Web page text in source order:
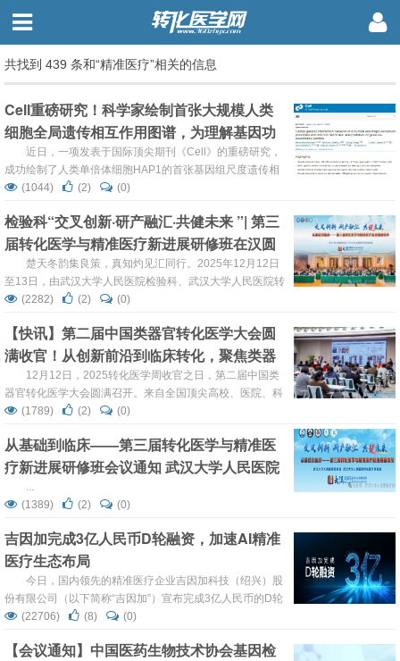
共找到 439 条和“精准医疗”相关的信息
Cell重磅研究！科学家绘制首张大规模人类
细胞全局遗传相互作用图谱，为理解基因功
能、癌症脆弱性与精准医疗提供新蓝图
近日，一项发表于国际顶尖期刊《Cell》的重磅研究，
成功绘制了人类单倍体细胞HAP1的首张基因组尺度遗传相
互作用网络图。该网络图谱揭示了约8.9万个高置信度的基
织的层次化架构。研究首次发现，遗传相互作用网络的基本
结构和拓扑学特征在从酵母到人类的演化过程中高度保守。
此外，该网络与著名的癌症依赖图谱（DepMap）形成功能
互补，能有效揭示此前未...
(1044) (2) (0)
检验科“交叉创新·研产融汇·共健未来 ”| 第三
届转化医学与精准医疗新进展研修班在汉圆
满落幕
楚天冬韵集良策，真知灼见汇同行。2025年12月12日
至13日，由武汉大学人民医院检验科、武汉大学人民医院转
化医学研究院主办的“从基础到临床——第三届转化医学与
医学、转化医学、临床诊疗等领域的专家学者、青年骨干齐
聚一堂，以“交叉创新·研产融汇·共健未来”为主题，通过“主
会场+分论坛+研产专场”的形式，围绕前沿技术、临床转
化、多学科协作等方向...
(2282) (2) (0)
【快讯】第二届中国类器官转化医学大会圆
满收官！从创新前沿到临床转化，聚焦类器
官，共话精准医疗新未来!
12月12日，2025转化医学周收官之日，第二届中国类
器官转化医学大会圆满召开。来自全国顶尖高校、医院、科
研院所及生物医药企业的专家学者、临床医生与产业代表，
用等方面的最新进展展开了深入探讨。 技术创新与产业融合
并进 下午的“类器官基础研究与技术创新论坛” 覆盖了从微流
(1789) (2) (0)
从基础到临床——第三届转化医学与精准医
疗新进展研修班会议通知 武汉大学人民医院
检验科 2025年11月30日 13:56
...
(1389)
(2) (0)
吉因加完成3亿人民币D轮融资，加速AI精准
医疗生态布局
今日，国内领先的精准医疗企业吉因加科技（绍兴）股
份有限公司（以下简称“吉因加”）宣布完成3亿人民币的D轮
融资。本轮融资由绍兴市越城区科创引智基金、北京昌平产
研发、biomarker创新管线拓展及全球服务网络深化，进一
(22706) (8) (0)
【会议通知】中国医药生物技术协会基因检